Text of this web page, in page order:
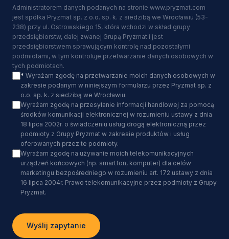
Administratorem danych podanych na stronie www.pryzmat.com
jest spółka Pryzmat sp. z o.o. sp. k. z siedzibą we Wrocławiu (53-
238) przy ul. Ostrowskiego 15, która wchodzi w skład grupy
przedsiębiorstw, dalej zwanej Grupą Pryzmat i jest
przedsiębiorstwem sprawującym kontrolę nad pozostałymi
podmiotami, w tym kontroluje przetwarzanie danych osobowych w
tych podmiotach.
* Wyrażam zgodę na przetwarzanie moich danych osobowych w
zakresie podanym w niniejszym formularzu przez Pryzmat sp. z
o.o. sp. k. z siedzibą we Wrocławiu.
Wyrażam zgodę na przesyłanie informacji handlowej za pomocą
środków komunikacji elektronicznej w rozumieniu ustawy z dnia
18 lipca 2002r. o świadczeniu usług drogą elektroniczną przez
podmioty z Grupy Pryzmat w zakresie produktów i usług
oferowanych przez te podmioty.
Wyrażam zgodę na używanie moich telekomunikacyjnych
urządzeń końcowych (np. smartfon, komputer) dla celów
marketingu bezpośredniego w rozumieniu art. 172 ustawy z dnia
16 lipca 2004r. Prawo telekomunikacyjne przez podmioty z Grupy
Pryzmat.
Wyślij zapytanie